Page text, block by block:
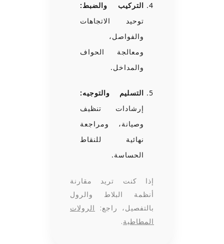
التركيب والضبط:
توحيد الاتجاهات
والفواصل،
ومعالجة الحواف
والمداخل.
التسليم والتوجيه:
إرشادات تنظيف
وصيانة، ومراجعة
نهائية للنقاط
الحساسة.
إذا كنت تريد مقارنة
أنظمة البلاط والرول
بالتفصيل، راجع: الرولات
المطاطية.